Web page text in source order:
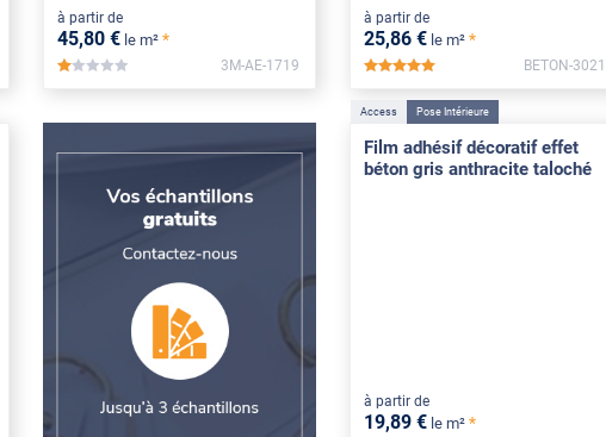
à partir de
45,80 € le m² *
*****
3M-AE-1719
à partir de
25,86 € le m² *
BETON-3021
Access Pose Intérieure
Film adhésif décoratif effet
béton gris anthracite taloché
à partir de
19,89 € le m² *